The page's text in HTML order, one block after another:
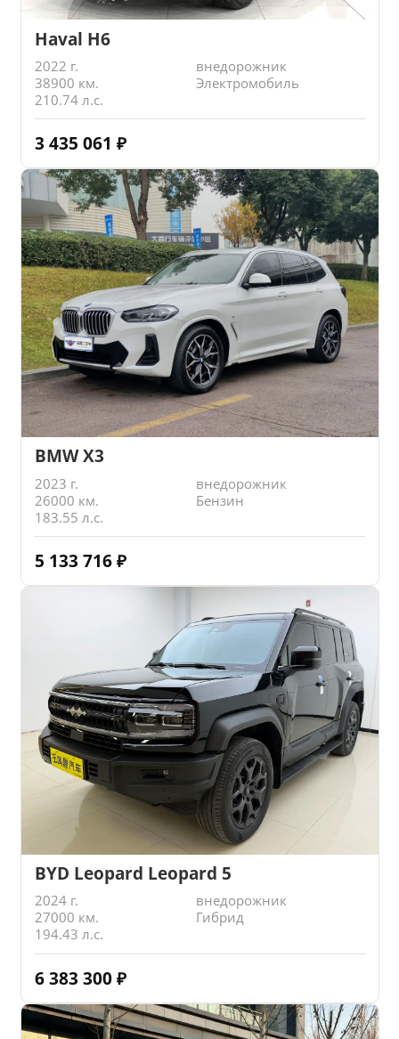
Haval H6
2022 г.
внедорожник
38900 км.
Электромобиль
210.74 л.с.
3 435 061 ₽
BMW X3
2023 г.
внедорожник
26000 км.
Бензин
183.55 л.с.
5 133 716 ₽
BYD Leopard Leopard 5
2024 г.
внедорожник
27000 км.
Гибрид
194.43 л.с.
6 383 300 ₽